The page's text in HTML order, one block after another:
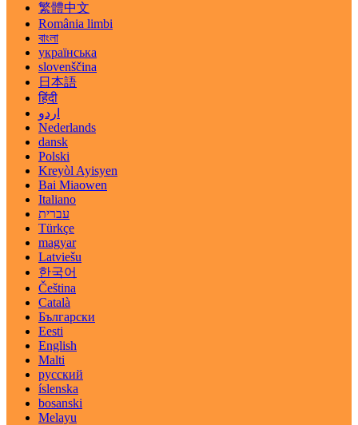
繁體中文
România limbi
বাংলা
українська
slovenščina
日本語
हिंदी
اردو
Nederlands
dansk
Polski
Kreyòl Ayisyen
Bai Miaowen
Italiano
עברית
Türkçe
magyar
Latviešu
한국어
Čeština
Català
Български
Eesti
English
Malti
русский
íslenska
bosanski
Melayu